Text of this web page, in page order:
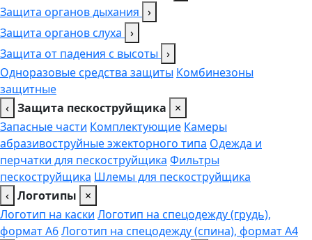
Защита органов дыхания ›
Защита органов слуха ›
Защита от падения с высоты ›
Одноразовые средства защиты Комбинезоны
защитные
‹ Защита пескоструйщика
×
Запасные части Комплектующие Камеры
абразивоструйные эжекторного типа Одежда и
перчатки для пескоструйщика Фильтры
пескоструйщика Шлемы для пескоструйщика
‹ Логотипы
×
Логотип на каски Логотип на спецодежду (грудь),
формат А6Логотип на спецодежду (спина), формат А4